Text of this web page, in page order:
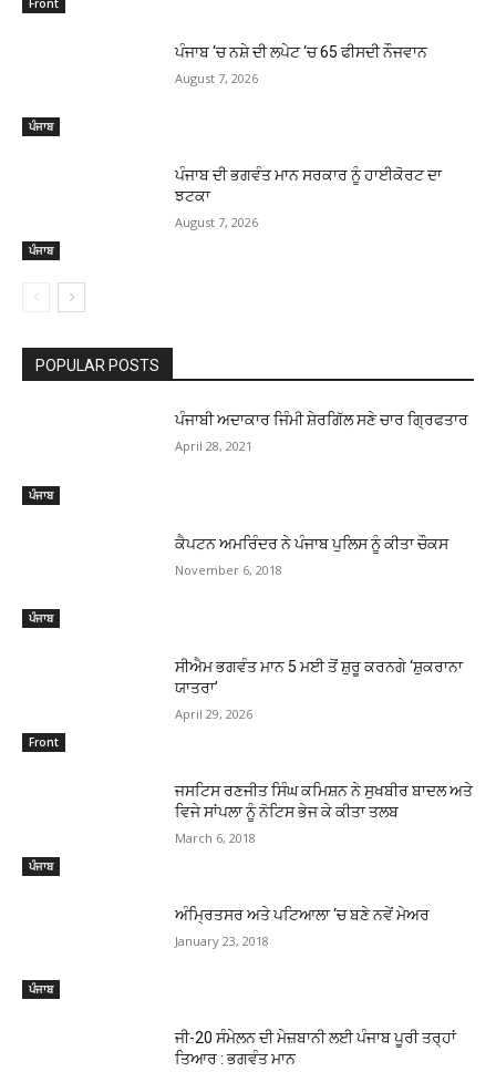
ਪੰਜਾਬ
ਪੰਜਾਬ ‘ਚ ਨਸ਼ੇ ਦੀ ਲਪੇਟ ‘ਚ 65 ਫੀਸਦੀ ਨੌਜਵਾਨ
August 7, 2026
ਪੰਜਾਬ
ਪੰਜਾਬ ਦੀ ਭਗਵੰਤ ਮਾਨ ਸਰਕਾਰ ਨੂੰ ਹਾਈਕੋਰਟ ਦਾ
ਝਟਕਾ
August 7, 2026
POPULAR POSTS
ਪੰਜਾਬ
ਪੰਜਾਬੀ ਅਦਾਕਾਰ ਜਿੰਮੀ ਸ਼ੇਰਗਿੱਲ ਸਣੇ ਚਾਰ ਗ੍ਰਿਫਤਾਰ
April 28, 2021
ਪੰਜਾਬ
ਕੈਪਟਨ ਅਮਰਿੰਦਰ ਨੇ ਪੰਜਾਬ ਪੁਲਿਸ ਨੂੰ ਕੀਤਾ ਚੌਕਸ
November 6, 2018
Front
ਸੀਐਮ ਭਗਵੰਤ ਮਾਨ 5 ਮਈ ਤੋਂ ਸ਼ੁਰੂ ਕਰਨਗੇ ‘ਸ਼ੁਕਰਾਨਾ
ਯਾਤਰਾ’
April 29, 2026
ਪੰਜਾਬ
ਜਸਟਿਸ ਰਣਜੀਤ ਸਿੰਘ ਕਮਿਸ਼ਨ ਨੇ ਸੁਖਬੀਰ ਬਾਦਲ ਅਤੇ
ਵਿਜੇ ਸਾਂਪਲਾ ਨੂੰ ਨੋਟਿਸ ਭੇਜ ਕੇ ਕੀਤਾ ਤਲਬ
March 6, 2018
ਪੰਜਾਬ
ਅੰਮ੍ਰਿਤਸਰ ਅਤੇ ਪਟਿਆਲਾ ‘ਚ ਬਣੇ ਨਵੇਂ ਮੇਅਰ
January 23, 2018
ਜੀ-20 ਸੰਮੇਲਨ ਦੀ ਮੇਜ਼ਬਾਨੀ ਲਈ ਪੰਜਾਬ ਪੂਰੀ ਤਰ੍ਹਾਂ
ਤਿਆਰ : ਭਗਵੰਤ ਮਾਨ